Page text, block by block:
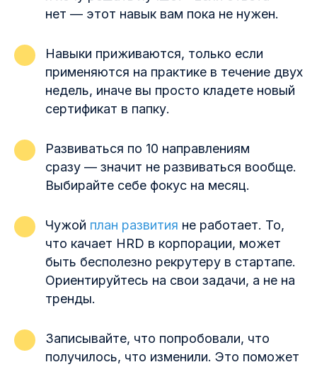
нет — этот навык вам пока не нужен.
Навыки приживаются, только если
применяются на практике в течение двух
недель, иначе вы просто кладете новый
сертификат в папку.
Развиваться по 10 направлениям
сразу — значит не развиваться вообще.
Выбирайте себе фокус на месяц.
Чужой план развития не работает. То,
что качает HRD в корпорации, может
быть бесполезно рекрутеру в стартапе.
Ориентируйтесь на свои задачи, а не на
тренды.
Записывайте, что попробовали, что
получилось, что изменили. Это поможет